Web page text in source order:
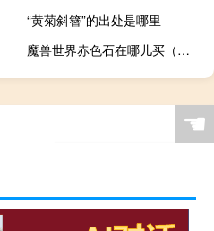
“黄菊斜簪”的出处是哪里
魔兽世界赤色石在哪儿买（魔兽世界赤色石在哪儿）
☚